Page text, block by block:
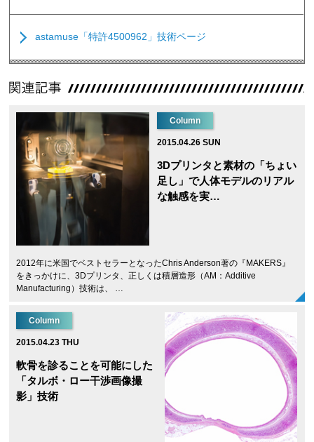
astamuse「特許4500962」技術ページ
Column
2015.04.26 SUN
3Dプリンタと素材の「ちょい
足し」で人体モデルのリアル
な触感を実…
2012年に米国でベストセラーとなったChris Anderson著の『MAKERS』
をきっかけに、3Dプリンタ、正しくは積層造形（AM：Additive
Manufacturing）技術は、 …
Column
2015.04.23 THU
軟骨を診ることを可能にした
「タルボ・ロー干渉画像撮
影」技術